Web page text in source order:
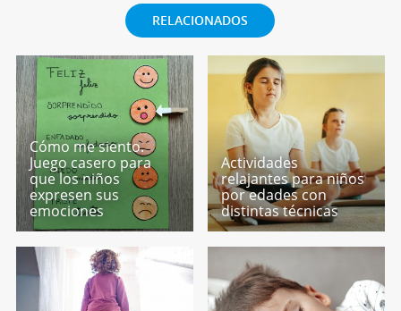
RELACIONADOS
Cómo me siento.
Juego casero para
que los niños
expresen sus
emociones
Actividades
relajantes para niños
por edades con
distintas técnicas